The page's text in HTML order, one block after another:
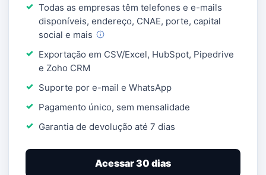
Todas as empresas têm telefones e e-mails
disponíveis, endereço, CNAE, porte, capital
social e mais
Exportação em CSV/Excel, HubSpot, Pipedrive
e Zoho CRM
Suporte por e-mail e WhatsApp
Pagamento único, sem mensalidade
Garantia de devolução até 7 dias
Acessar 30 dias